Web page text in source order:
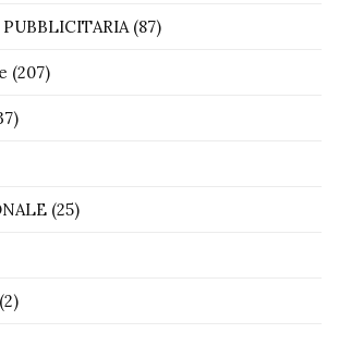
(87)
(207)
(25)
(2)